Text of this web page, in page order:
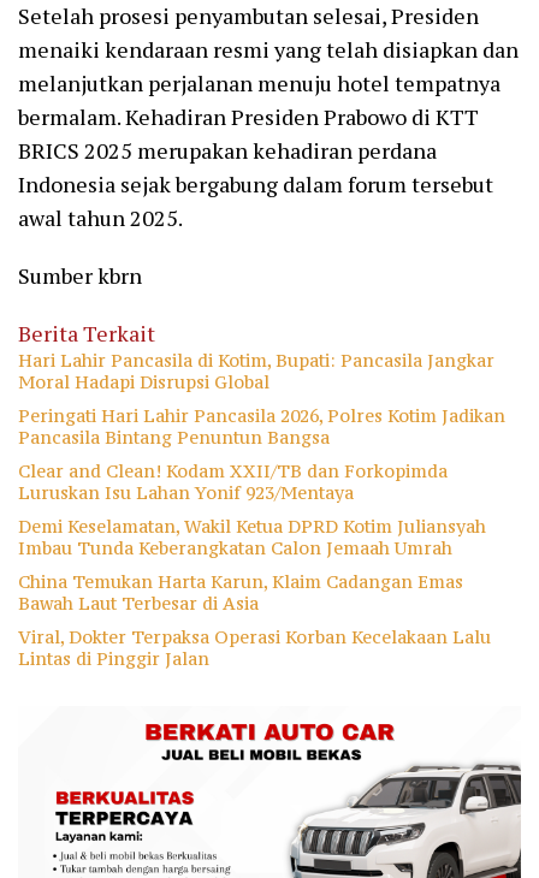
Setelah prosesi penyambutan selesai, Presiden
menaiki kendaraan resmi yang telah disiapkan dan
melanjutkan perjalanan menuju hotel tempatnya
bermalam. Kehadiran Presiden Prabowo di KTT
BRICS 2025 merupakan kehadiran perdana
Indonesia sejak bergabung dalam forum tersebut
awal tahun 2025.
Sumber kbrn
Berita Terkait
Hari Lahir Pancasila di Kotim, Bupati: Pancasila Jangkar
Moral Hadapi Disrupsi Global
Peringati Hari Lahir Pancasila 2026, Polres Kotim Jadikan
Pancasila Bintang Penuntun Bangsa
Clear and Clean! Kodam XXII/TB dan Forkopimda
Luruskan Isu Lahan Yonif 923/Mentaya
Demi Keselamatan, Wakil Ketua DPRD Kotim Juliansyah
Imbau Tunda Keberangkatan Calon Jemaah Umrah
China Temukan Harta Karun, Klaim Cadangan Emas
Bawah Laut Terbesar di Asia
Viral, Dokter Terpaksa Operasi Korban Kecelakaan Lalu
Lintas di Pinggir Jalan